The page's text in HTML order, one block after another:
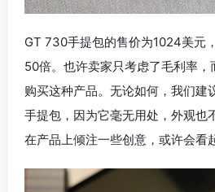
GT 730手提包的售价为1024美元
50倍。也许卖家只考虑了毛利率，
购买这种产品。无论如何，我们建
手提包，因为它毫无用处，外观也
在产品上倾注一些创意，或许会看